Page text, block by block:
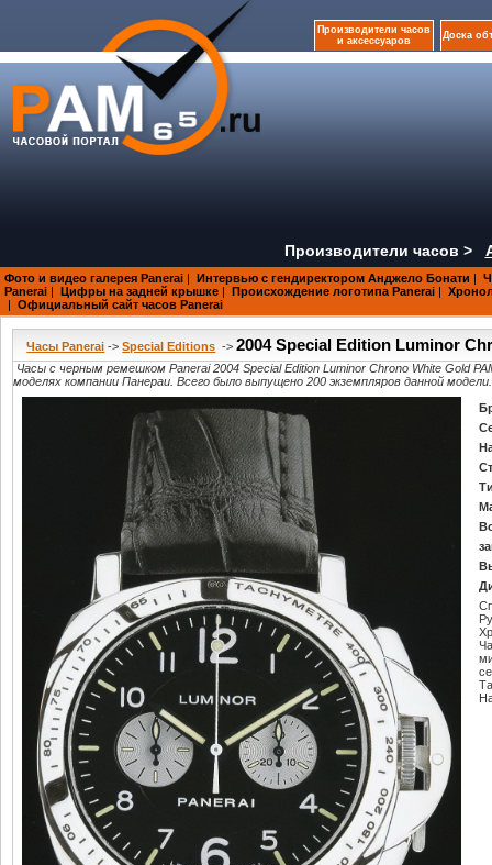
Производители часов
и аксессуаров
Доска
Производители часов >
Фото и видео галерея Panerai | Интервью с гендиректором Анджело Бонати |
Panerai | Цифры на задней крышке | Происхождение логотипа Panerai |
| Официальный сайт часов Panerai
Часы Panerai ->Special Editions ->2004 Special Edition Luminor
Часы с черным ремешком Panerai 2004 Special Edition Luminor Chrono White Gold
моделях компании Панераи. Всего было выпущено 200 экземпляров данной модели.